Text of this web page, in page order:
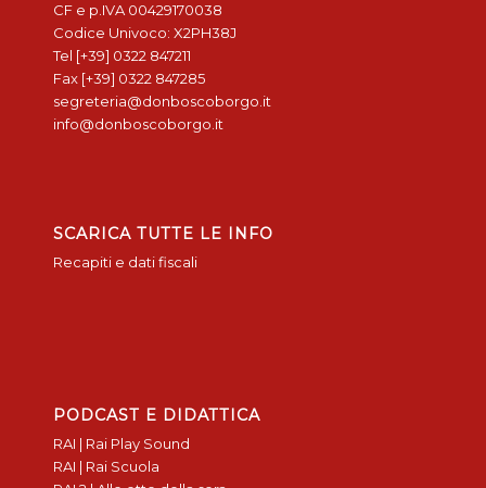
CF e p.IVA 00429170038
Codice Univoco: X2PH38J
Tel [+39] 0322 847211
Fax [+39] 0322 847285
segreteria@donboscoborgo.it
info@donboscoborgo.it
SCARICA TUTTE LE INFO
Recapiti e dati fiscali
PODCAST E DIDATTICA
RAI | Rai Play Sound
RAI | Rai Scuola